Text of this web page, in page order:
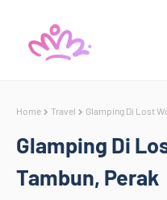
Home Travel Glamping Di Lost
Glamping Di
Tambun, Perak